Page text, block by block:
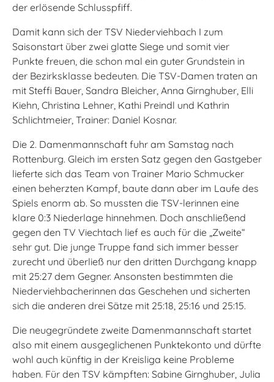
der erlösende Schlusspfiff.
Damit kann sich der TSV Niederviehbach I zum
Saisonstart über zwei glatte Siege und somit vier
Punkte freuen, die schon mal ein guter Grundstein in
der Bezirksklasse bedeuten. Die TSV-Damen traten an
mit Steffi Bauer, Sandra Bleicher, Anna Girnghuber, Elli
Kiehn, Christina Lehner, Kathi Preindl und Kathrin
Schlichtmeier, Trainer: Daniel Kosnar.
Die 2. Damenmannschaft fuhr am Samstag nach
Rottenburg. Gleich im ersten Satz gegen den Gastgeber
lieferte sich das Team von Trainer Mario Schmucker
einen beherzten Kampf, baute dann aber im Laufe des
Spiels enorm ab. So mussten die TSV-lerinnen eine
klare 0:3 Niederlage hinnehmen. Doch anschließend
gegen den TV Viechtach lief es auch für die „Zweite“
sehr gut. Die junge Truppe fand sich immer besser
zurecht und überließ nur den dritten Durchgang knapp
mit 25:27 dem Gegner. Ansonsten bestimmten die
Niederviehbacherinnen das Geschehen und sicherten
sich die anderen drei Sätze mit 25:18, 25:16 und 25:15.
Die neugegründete zweite Damenmannschaft startet
also mit einem ausgeglichenen Punktekonto und dürfte
wohl auch künftig in der Kreisliga keine Probleme
haben. Für den TSV kämpften: Sabine Girnghuber, Julia